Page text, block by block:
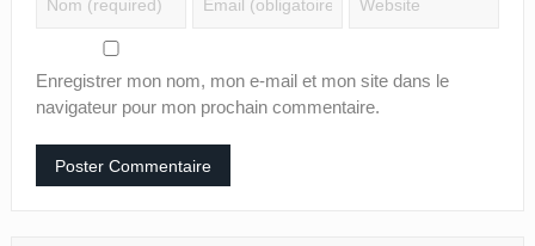
Enregistrer mon nom, mon e-mail et mon site dans le
navigateur pour mon prochain commentaire.